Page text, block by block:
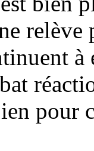
relève
pour